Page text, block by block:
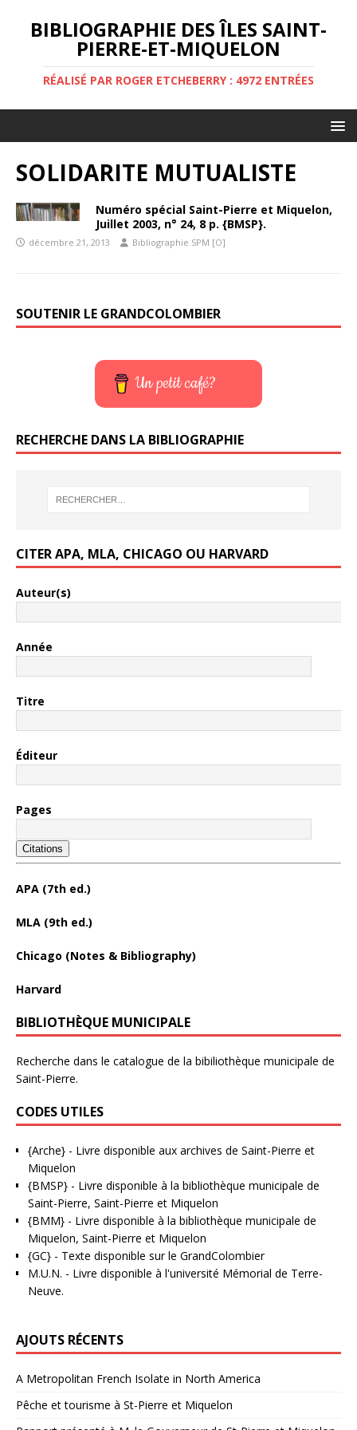
BIBLIOGRAPHIE DES ÎLES SAINT-
PIERRE-ET-MIQUELON
RÉALISÉ PAR ROGER ETCHEBERRY : 4972 ENTRÉES
SOLIDARITE MUTUALISTE
Numéro spécial Saint-Pierre et Miquelon,
Juillet 2003, n° 24, 8 p. {BMSP}.
décembre 21, 2013 Bibliographie SPM [O]
SOUTENIR LE GRANDCOLOMBIER
Un petit café?
RECHERCHE DANS LA BIBLIOGRAPHIE
CITER APA, MLA, CHICAGO OU HARVARD
Auteur(s)
Année
Titre
Éditeur
Pages
Citations
APA (7th ed.)
MLA (9th ed.)
Chicago (Notes & Bibliography)
Harvard
BIBLIOTHÈQUE MUNICIPALE
Recherche dans le catalogue de la bibiliothèque municipale de
Saint-Pierre.
CODES UTILES
{Arche} - Livre disponible aux archives de Saint-Pierre et
Miquelon
{BMSP} - Livre disponible à la bibliothèque municipale de
Saint-Pierre, Saint-Pierre et Miquelon
{BMM} - Livre disponible à la bibliothèque municipale de
Miquelon, Saint-Pierre et Miquelon
{GC} - Texte disponible sur le GrandColombier
M.U.N. - Livre disponible à l'université Mémorial de Terre-
Neuve.
AJOUTS RÉCENTS
A Metropolitan French Isolate in North America
Pêche et tourisme à St-Pierre et Miquelon